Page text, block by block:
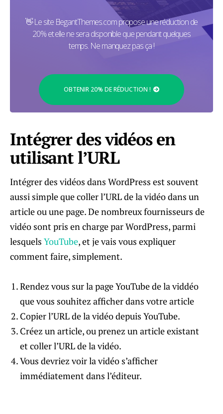
👋 Le site ElegantThemes.com propose une réduction de
20% et elle ne sera disponible que pendant quelques
temps. Ne manquez pas ça !
OBTENIR 20% DE RÉDUCTION !
Intégrer des vidéos en
utilisant l’URL
Intégrer des vidéos dans WordPress est souvent
aussi simple que coller l’URL de la vidéo dans un
article ou une page. De nombreux fournisseurs de
vidéo sont pris en charge par WordPress, parmi
lesquels YouTube, et je vais vous expliquer
comment faire, simplement.
Rendez vous sur la page YouTube de la viddéo
que vous souhitez afficher dans votre article
Copier l’URL de la vidéo depuis YouTube.
Créez un article, ou prenez un article existant
et coller l’URL de la vidéo.
Vous devriez voir la vidéo s’afficher
immédiatement dans l’éditeur.